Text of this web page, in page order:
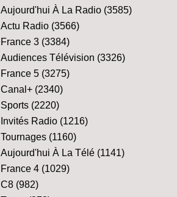
Aujourd'hui À La Radio (3585)
Actu Radio (3566)
France 3 (3384)
Audiences Télévision (3326)
France 5 (3275)
Canal+ (2340)
Sports (2220)
Invités Radio (1216)
Tournages (1160)
Aujourd'hui À La Télé (1141)
France 4 (1029)
C8 (982)